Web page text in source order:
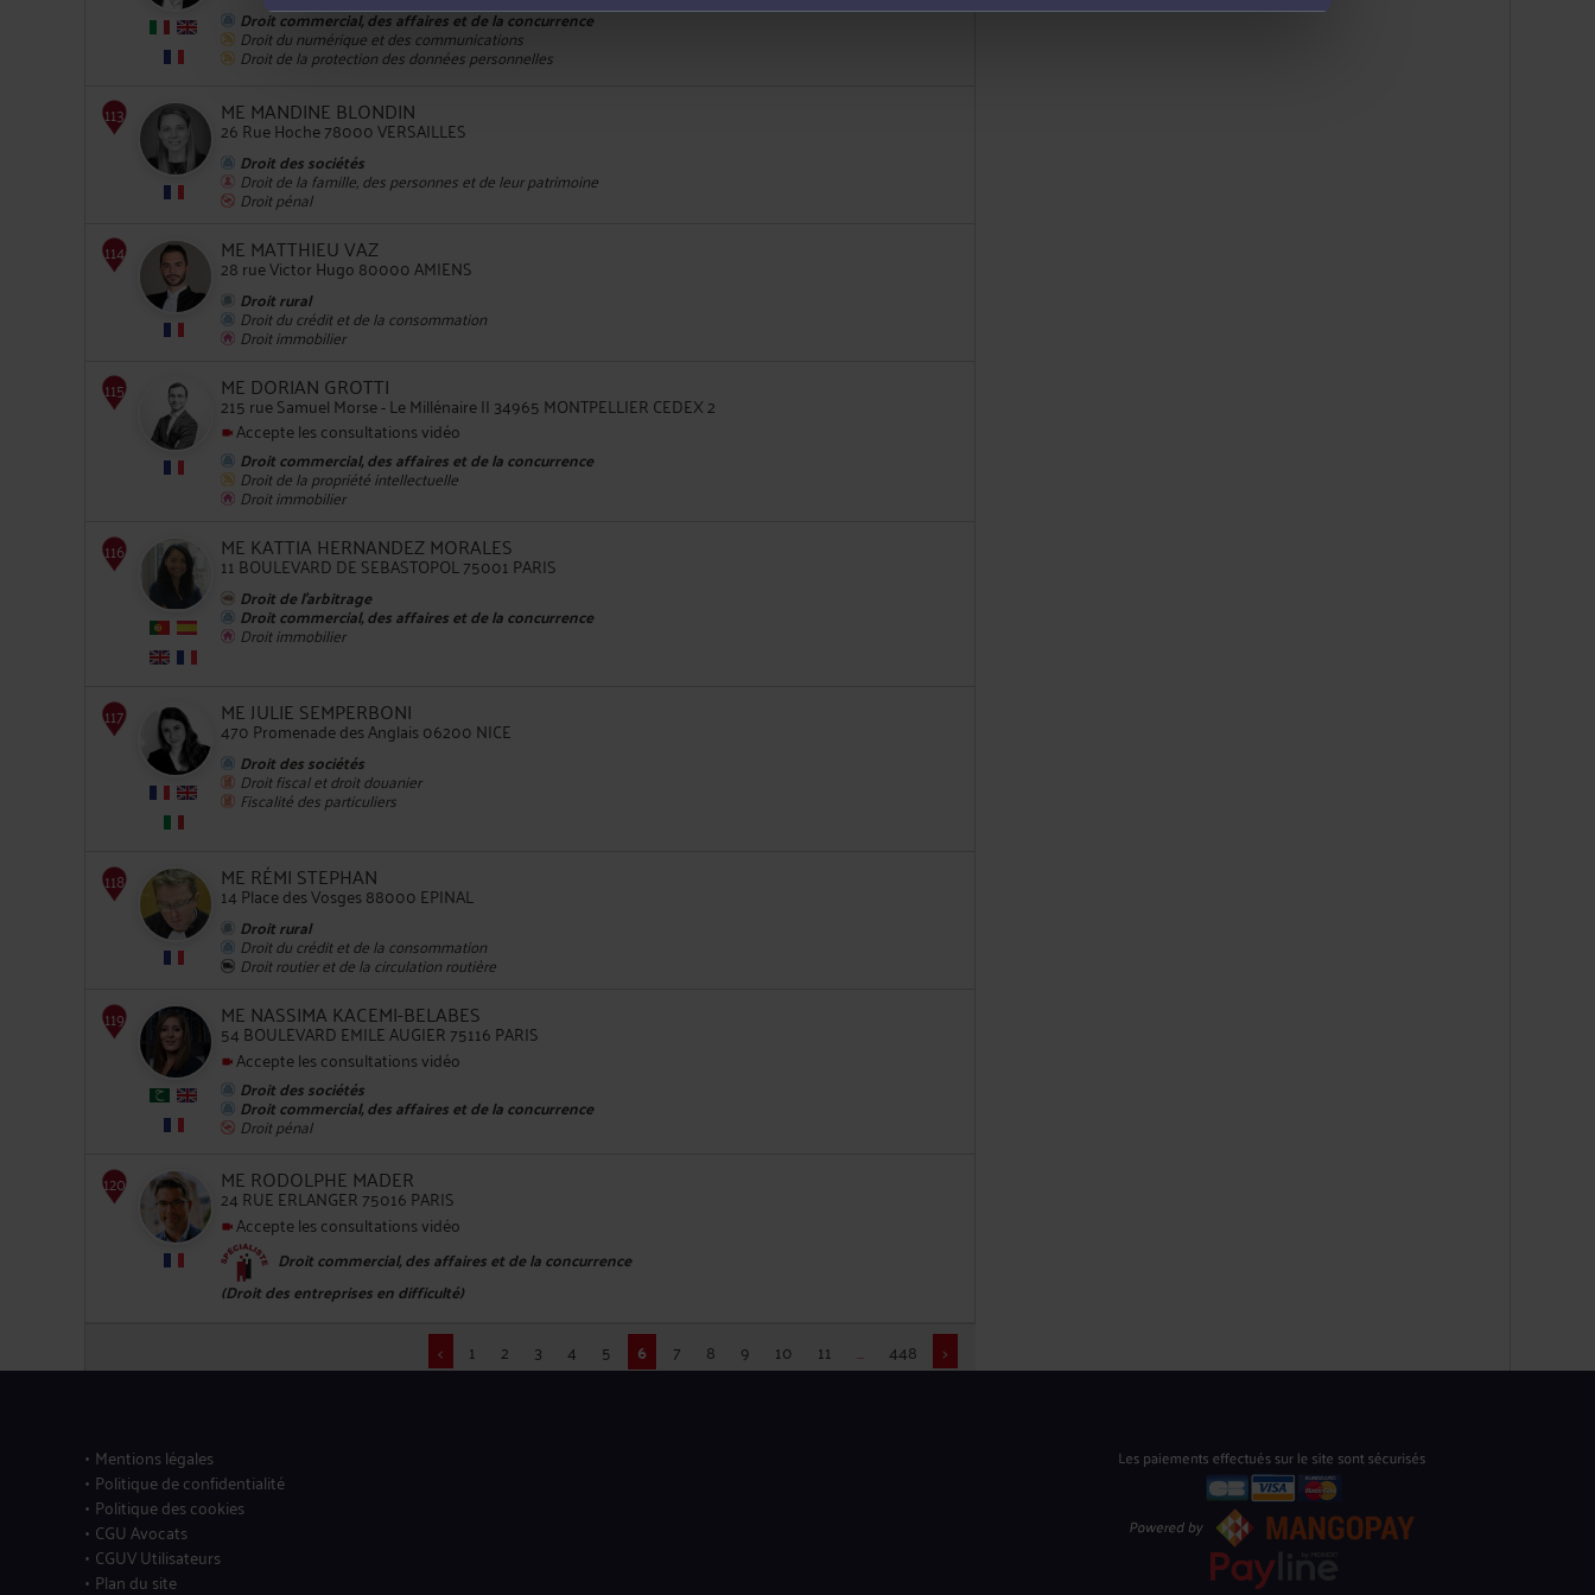
111
Droit commercial, des affaires et de la concurrence
Droit du numérique et des communications
Droit de la protection des données personnelles
113
ME MANDINE BLONDIN
26 Rue Hoche 78000 VERSAILLES
Droit des sociétés
Droit de la famille, des personnes et de leur patrimoine
Droit pénal
ME MATTHIEU VAZ
28 rue Victor Hugo 80000 AMIENS
Droit rural
Droit du crédit et de la consommation
Droit immobilier
115
ME DORIAN GROTTI
215 rue Samuel Morse - Le Millénaire II 34965 MONTPELLIER CEDEX 2
Accepte les consultations vidéo
Droit commercial, des affaires et de la concurrence
Droit de la propriété intellectuelle
Droit immobilier
116
ME KATTIA HERNANDEZ MORALES
11 BOULEVARD DE SEBASTOPOL 75001 PARIS
Droit de l'arbitrage
Droit commercial, des affaires et de la concurrence
Droit immobilier
ME JULIE SEMPERBONI
470 Promenade des Anglais 06200 NICE
Droit des sociétés
Droit fiscal et droit douanier
Fiscalité des particuliers
ME RÉMI STEPHAN
14 Place des Vosges 88000 EPINAL
Droit rural
Droit du crédit et de la consommation
Droit routier et de la circulation routière
ME NASSIMA KACEMI-BELABES
54 BOULEVARD EMILE AUGIER 75116 PARIS
Accepte les consultations vidéo
Droit des sociétés
Droit commercial, des affaires et de la concurrence
Droit pénal
ME RODOLPHE MADER
24 RUE ERLANGER 75016 PARIS
Accepte les consultations vidéo
Droit commercial, des affaires et de la concurrence
(Droit des entreprises en difficulté)
< 1 2 3 4 5 6 7 8 9 10 11 ... 448 >
Mentions légales
Politique de confidentialité
Politique des cookies
CGU Avocats
CGUV Utilisateurs
Plan du site